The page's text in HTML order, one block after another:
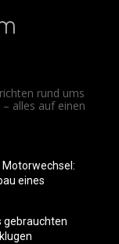
rund ums
alles auf einen
eines
gebrauchten